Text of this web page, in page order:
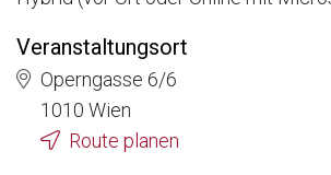
Veranstaltungsort
Operngasse 6/6
1010 Wien
Route planen